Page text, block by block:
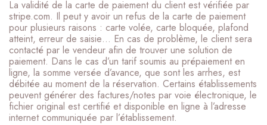
La validité de la carte de paiement du client est vérifiée par
stripe.com. Il peut y avoir un refus de la carte de paiement
pour plusieurs raisons : carte volée, carte bloquée, plafond
atteint, erreur de saisie… En cas de problème, le client sera
contacté par le vendeur afin de trouver une solution de
paiement. Dans le cas d’un tarif soumis au prépaiement en
ligne, la somme versée d’avance, que sont les arrhes, est
débitée au moment de la réservation. Certains établissements
peuvent générer des factures/notes par voie électronique, le
fichier original est certifié et disponible en ligne à l’adresse
internet communiquée par l’établissement.